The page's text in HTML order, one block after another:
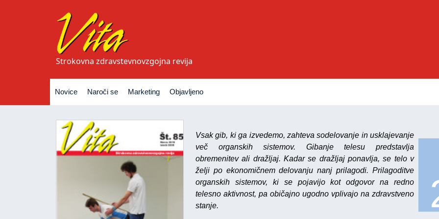
Strokovna zdravstevnovzgojna revija
Novice Naroči se Marketing Objavljeno
Vsak gib, ki ga izvedemo, zahteva sodelovanje in usklajevanje
več organskih sistemov. Gibanje telesu predstavlja
obremenitev ali dražljaj. Kadar se dražljaj ponavlja, se telo v
želji po ekonomičnem delovanju nanj prilagodi. Prilagoditve
organskih sistemov, ki se pojavijo kot odgovor na redno
telesno aktivnost, pa običajno ugodno vplivajo na zdravstveno
stanje.